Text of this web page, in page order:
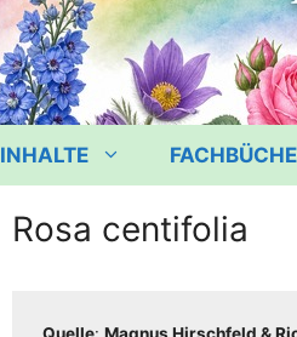
INHALTE
Rosa centifolia
Quel­le: Magnus Hirsch­feld &